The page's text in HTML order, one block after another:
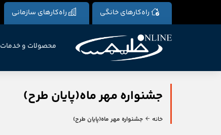
راه‌کارهای خانگی راه‌کارهای سازمانی
محصولات و خدمات
جشنواره مهر ماه(پایان طرح)
خانه جشنواره مهر ماه(پایان طرح)